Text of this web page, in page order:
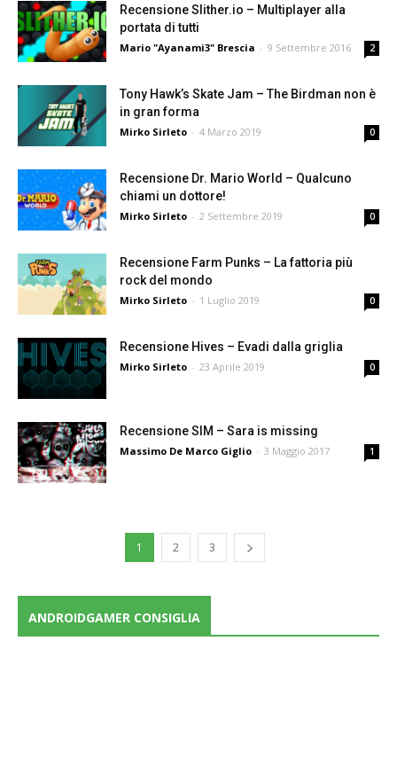
Recensione Slither.io – Multiplayer alla
portata di tutti
Mario "Ayanami3" Brescia - 9 Settembre 2016 2
Tony Hawk’s Skate Jam – The Birdman non è
in gran forma
Mirko Sirleto - 4 Marzo 2019 0
Recensione Dr. Mario World – Qualcuno
chiami un dottore!
Mirko Sirleto - 2 Settembre 2019 0
Recensione Farm Punks – La fattoria più
rock del mondo
Mirko Sirleto - 1 Luglio 2019 0
Recensione Hives – Evadi dalla griglia
Mirko Sirleto - 23 Aprile 2019 0
Recensione SIM – Sara is missing
Massimo De Marco Giglio - 3 Maggio 2017 1
1 2 3
ANDROIDGAMER CONSIGLIA